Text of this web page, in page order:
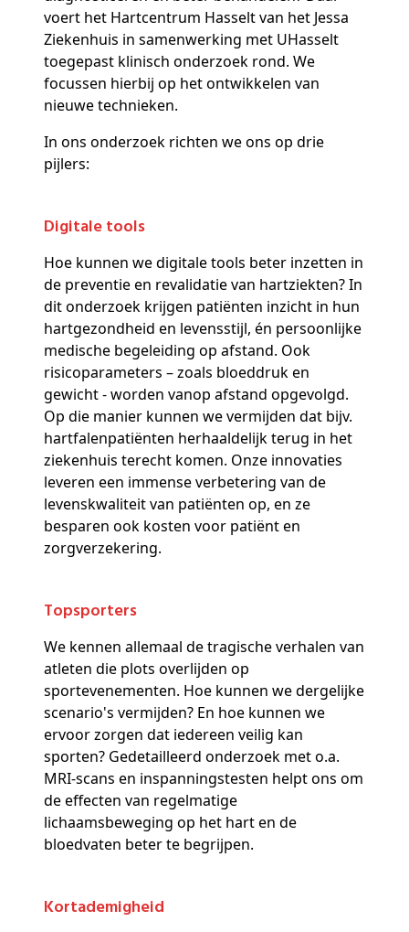
voert het Hartcentrum Hasselt van het Jessa
Ziekenhuis in samenwerking met UHasselt
toegepast klinisch onderzoek rond. We
focussen hierbij op het ontwikkelen van
nieuwe technieken.
In ons onderzoek richten we ons op drie
pijlers:
Digitale tools
Hoe kunnen we digitale tools beter inzetten in
de preventie en revalidatie van hartziekten? In
dit onderzoek krijgen patiënten inzicht in hun
hartgezondheid en levensstijl, én persoonlijke
medische begeleiding op afstand. Ook
risicoparameters – zoals bloeddruk en
gewicht - worden vanop afstand opgevolgd.
Op die manier kunnen we vermijden dat bijv.
hartfalenpatiënten herhaaldelijk terug in het
ziekenhuis terecht komen. Onze innovaties
leveren een immense verbetering van de
levenskwaliteit van patiënten op, en ze
besparen ook kosten voor patiënt en
zorgverzekering.
Topsporters
We kennen allemaal de tragische verhalen van
atleten die plots overlijden op
sportevenementen. Hoe kunnen we dergelijke
scenario's vermijden? En hoe kunnen we
ervoor zorgen dat iedereen veilig kan
sporten? Gedetailleerd onderzoek met o.a.
MRI-scans en inspanningstesten helpt ons om
de effecten van regelmatige
lichaamsbeweging op het hart en de
bloedvaten beter te begrijpen.
Kortademigheid